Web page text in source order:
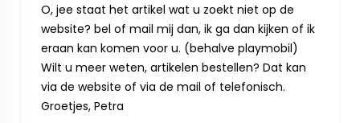
O, jee staat het artikel wat u zoekt niet op de
website? bel of mail mij dan, ik ga dan kijken of ik
eraan kan komen voor u. (behalve playmobil)
Wilt u meer weten, artikelen bestellen? Dat kan
via de website of via de mail of telefonisch.
Groetjes, Petra